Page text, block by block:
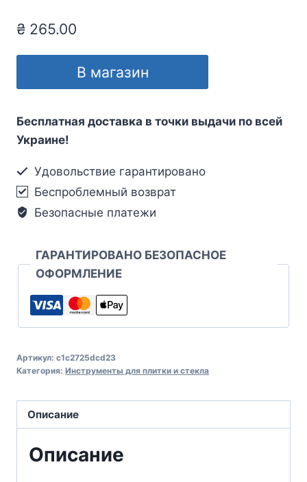
₴ 265.00
В магазин
Бесплатная доставка в точки выдачи по всей
Украине!
Удовольствие гарантировано
Беспроблемный возврат
Безопасные платежи
ГАРАНТИРОВАНО БЕЗОПАСНОЕ
ОФОРМЛЕНИЕ
Артикул: c1c2725dcd23
Категория: Инструменты для плитки и стекла
Описание
Описание